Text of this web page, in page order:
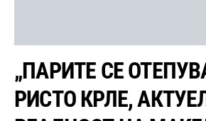
„ПАРИТЕ СЕ
РИСТО КРЛЕ,